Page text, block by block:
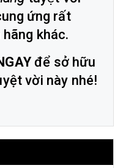
ứng rất
khác.
để sở hữu
vời này nhé!